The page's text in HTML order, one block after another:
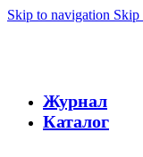
Skip to navigation Skip
Журнал
Каталог